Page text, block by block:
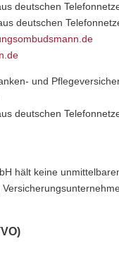
deutschen
deutschen
und
deutschen
hält keine